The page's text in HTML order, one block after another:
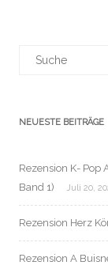
NEUESTE BEITRÄGE
Rezension K- Pop
Band 1)
Juli 20,
Rezension Herz
Rezension A